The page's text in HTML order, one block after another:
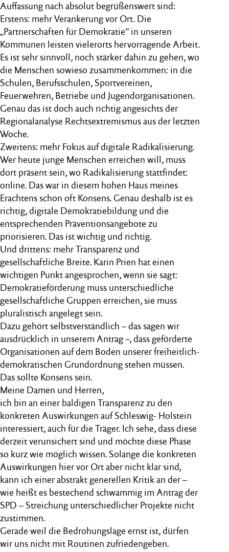
Auffassung nach absolut begrüßenswert sind:
Erstens: mehr Verankerung vor Ort. Die
„Partnerschaften für Demokratie“ in unseren
Kommunen leisten vielerorts hervorragende Arbeit.
Es ist sehr sinnvoll, noch stärker dahin zu gehen, wo
die Menschen sowieso zusammenkommen: in die
Schulen, Berufsschulen, Sportvereinen,
Feuerwehren, Betriebe und Jugendorganisationen.
Genau das ist doch auch richtig angesichts der
Regionalanalyse Rechtsextremismus aus der letzten
Woche.
Zweitens: mehr Fokus auf digitale Radikalisierung.
Wer heute junge Menschen erreichen will, muss
dort präsent sein, wo Radikalisierung stattfindet:
online. Das war in diesem hohen Haus meines
Erachtens schon oft Konsens. Genau deshalb ist es
richtig, digitale Demokratiebildung und die
entsprechenden Präventionsangebote zu
priorisieren. Das ist wichtig und richtig.
Und drittens: mehr Transparenz und
gesellschaftliche Breite. Karin Prien hat einen
wichtigen Punkt angesprochen, wenn sie sagt:
Demokratieförderung muss unterschiedliche
gesellschaftliche Gruppen erreichen, sie muss
pluralistisch angelegt sein.
Dazu gehört selbstverständlich – das sagen wir
ausdrücklich in unserem Antrag –, dass geförderte
Organisationen auf dem Boden unserer freiheitlich-
demokratischen Grundordnung stehen müssen.
Das sollte Konsens sein.
Meine Damen und Herren,
ich bin an einer baldigen Transparenz zu den
konkreten Auswirkungen auf Schleswig- Holstein
interessiert, auch für die Träger. Ich sehe, dass diese
derzeit verunsichert sind und möchte diese Phase
so kurz wie möglich wissen. Solange die konkreten
Auswirkungen hier vor Ort aber nicht klar sind,
kann ich einer abstrakt generellen Kritik an der –
wie heißt es bestechend schwammig im Antrag der
SPD – Streichung unterschiedlicher Projekte nicht
zustimmen.
Gerade weil die Bedrohungslage ernst ist, dürfen
wir uns nicht mit Routinen zufriedengeben.